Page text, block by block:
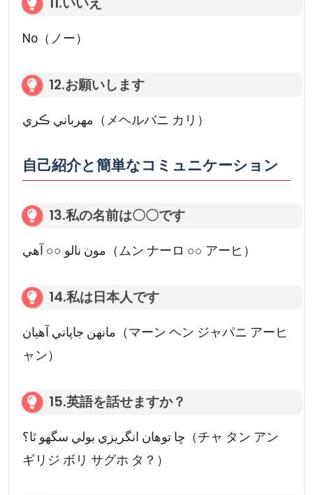
No（ノー）
12.お願いします
مهرباني ڪري（メヘルバニ カリ）
自己紹介と簡単なコミュニケーション
13.私の名前は〇〇です
مون نالو ○○ آهي（ムン ナーロ ○○ アーヒ）
14.私は日本人です
مانھن جاپاني آھيان（マーン ヘン ジャパニ アーヒ
ャン）
15.英語を話せますか？
ڇا توهان انگريزي بولي سگهو ٿا؟（チャ タン アン
ギリジ ボリ サグホ タ？）